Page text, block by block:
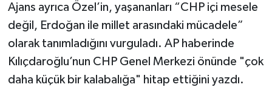
Ajans ayrıca Özel’in, yaşananları “CHP içi mesele
değil, Erdoğan ile millet arasındaki mücadele”
olarak tanımladığını vurguladı. AP haberinde
Kılıçdaroğlu’nun CHP Genel Merkezi önünde "çok
daha küçük bir kalabalığa" hitap ettiğini yazdı.